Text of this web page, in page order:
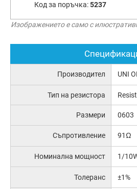
Код за поръчка:5237
Изображението е само с
Производител UNI
Тип на резистора
Размери 0603
Съпротивление 91Ω
Номинална мощност 1/
Толеранс ±1%